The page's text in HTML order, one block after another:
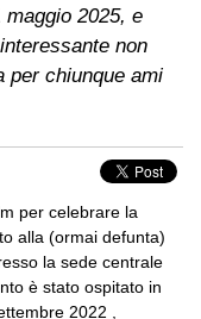
2025, e
non
per chiunque ami
per celebrare la
alla (ormai defunta)
la sede centrale
è stato ospitato in
2022 ,